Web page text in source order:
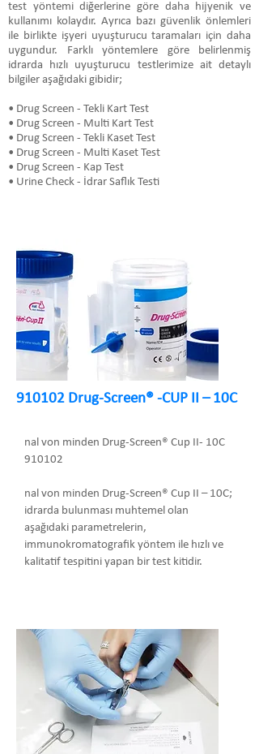
test yöntemi diğerlerine göre daha hijyenik ve
kullanımı kolaydır. Ayrıca bazı güvenlik önlemleri
ile birlikte işyeri uyuşturucu taramaları için daha
uygundur. Farklı yöntemlere göre belirlenmiş
idrarda hızlı uyuşturucu testlerimize ait detaylı
bilgiler aşağıdaki gibidir;
• Drug Screen - Tekli Kart Test
• Drug Screen - Multi Kart Test
• Drug Screen - Tekli Kaset Test
• Drug Screen - Multi Kaset Test
• Drug Screen - Kap Test
• Urine Check - İdrar Saflık Testi
910102 Drug-Screen® -CUP II – 10C
nal von minden Drug-Screen® Cup II- 10C
910102
nal von minden Drug-Screen® Cup II – 10C;
idrarda bulunması muhtemel olan
aşağıdaki parametrelerin,
immunokromatografik yöntem ile hızlı ve
kalitatif tespitini yapan bir test kitidir.